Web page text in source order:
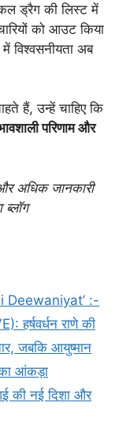
ड्रैग की लिस्ट में
को आउट किया
विश्वसनीयता अब
हैं, उन्हें चाहिए कि
परिणाम और
अधिक जानकारी
Deewaniyat’ :-
राणे की
जबकि आयुष्मान
का आंकड़ा
की नई दिशा और